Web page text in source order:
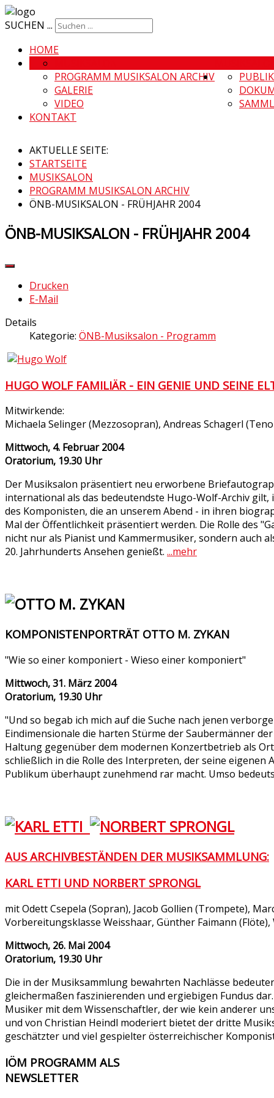
SUCHEN ...
HOME
PROGRAMM MUSIKSALON ARCHIV
GALERIE
VIDEO
KONTAKT
AKTUELLE SEITE:
STARTSEITE
MUSIKSALON
PROGRAMM MUSIKSALON ARCHIV
ÖNB-MUSIKSALON - FRÜHJAHR 2004
ÖNB-MUSIKSALON - FRÜHJAHR 2004
Drucken
E-Mail
Details
Kategorie: ÖNB-Musiksalon - Programm
HUGO WOLF FAMILIÄR - EIN GENIE UND SEINE
Mitwirkende:
Michaela Selinger (Mezzosopran), Andreas Schagerl
Mittwoch, 4. Februar 2004
Oratorium, 19.30 Uhr
Der Musiksalon präsentiert neu erworbene
international als das bedeutendste Hugo-Wolf-Archiv
des Komponisten, die an unserem Abend - in ihren
Mal der Öffentlichkeit präsentiert werden. Die Rolle des
nicht nur als Pianist und Kammermusiker, sondern auch
20. Jahrhunderts Ansehen genießt. ...mehr
KOMPONISTENPORTRÄT OTTO M. ZYKAN
"Wie so einer komponiert - Wieso einer komponiert"
Mittwoch, 31. März 2004
Oratorium, 19.30 Uhr
"Und so begab ich mich auf die Suche nach jenen
Eindimensionale die harten Stürme der Saubermänner
Haltung gegenüber dem modernen Konzertbetrieb als
schließlich in die Rolle des Interpreten, der seine
Publikum überhaupt zunehmend rar macht. Umso
AUS ARCHIVBESTÄNDEN DER MUSIKSAMMLUNG:
KARL ETTI UND NORBERT SPRONGL
mit Odett Csepela (Sopran), Jacob Gollien (Trompete),
Vorbereitungsklasse Weisshaar, Günther Faimann
Mittwoch, 26. Mai 2004
Oratorium, 19.30 Uhr
Die in der Musiksammlung bewahrten Nachlässe
gleichermaßen faszinierenden und ergiebigen Fundus
Musiker mit dem Wissenschaftler, der wie kein anderer
und von Christian Heindl moderiert bietet der dritte
geschätzter und viel gespielter österreichischer
IÖM PROGRAMM ALS
NEWSLETTER